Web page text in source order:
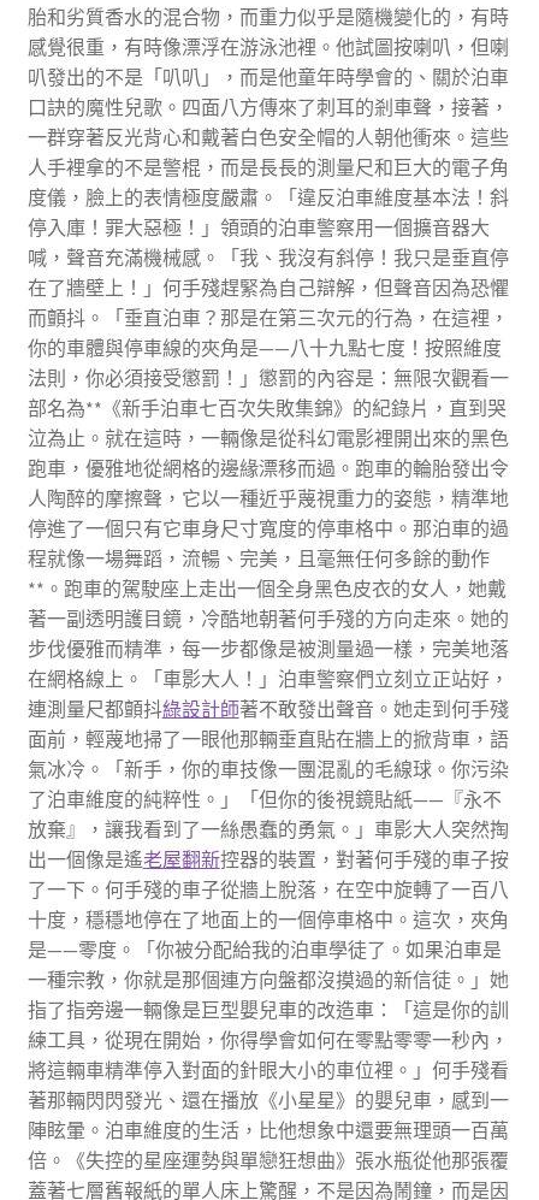
胎和劣質香水的混合物，而重力似乎是隨機變化的，有時
感覺很重，有時像漂浮在游泳池裡。他試圖按喇叭，但喇
叭發出的不是「叭叭」，而是他童年時學會的、關於泊車
口訣的魔性兒歌。四面八方傳來了刺耳的剎車聲，接著，
一群穿著反光背心和戴著白色安全帽的人朝他衝來。這些
人手裡拿的不是警棍，而是長長的測量尺和巨大的電子角
度儀，臉上的表情極度嚴肅。「違反泊車維度基本法！斜
停入庫！罪大惡極！」領頭的泊車警察用一個擴音器大
喊，聲音充滿機械感。「我、我沒有斜停！我只是垂直停
在了牆壁上！」何手殘趕緊為自己辯解，但聲音因為恐懼
而顫抖。「垂直泊車？那是在第三次元的行為，在這裡，
你的車體與停車線的夾角是——八十九點七度！按照維度
法則，你必須接受懲罰！」懲罰的內容是：無限次觀看一
部名為**《新手泊車七百次失敗集錦》的紀錄片，直到哭
泣為止。就在這時，一輛像是從科幻電影裡開出來的黑色
跑車，優雅地從網格的邊緣漂移而過。跑車的輪胎發出令
人陶醉的摩擦聲，它以一種近乎蔑視重力的姿態，精準地
停進了一個只有它車身尺寸寬度的停車格中。那泊車的過
程就像一場舞蹈，流暢、完美，且毫無任何多餘的動作
**。跑車的駕駛座上走出一個全身黑色皮衣的女人，她戴
著一副透明護目鏡，冷酷地朝著何手殘的方向走來。她的
步伐優雅而精準，每一步都像是被測量過一樣，完美地落
在網格線上。「車影大人！」泊車警察們立刻立正站好，
連測量尺都顫抖綠設計師著不敢發出聲音。她走到何手殘
面前，輕蔑地掃了一眼他那輛垂直貼在牆上的掀背車，語
氣冰冷。「新手，你的車技像一團混亂的毛線球。你污染
了泊車維度的純粹性。」「但你的後視鏡貼紙——『永不
放棄』，讓我看到了一絲愚蠢的勇氣。」車影大人突然掏
出一個像是遙老屋翻新控器的裝置，對著何手殘的車子按
了一下。何手殘的車子從牆上脫落，在空中旋轉了一百八
十度，穩穩地停在了地面上的一個停車格中。這次，夾角
是——零度。「你被分配給我的泊車學徒了。如果泊車是
一種宗教，你就是那個連方向盤都沒摸過的新信徒。」她
指了指旁邊一輛像是巨型嬰兒車的改造車：「這是你的訓
練工具，從現在開始，你得學會如何在零點零零一秒內，
將這輛車精準停入對面的針眼大小的車位裡。」何手殘看
著那輛閃閃發光、還在播放《小星星》的嬰兒車，感到一
陣眩暈。泊車維度的生活，比他想象中還要無理頭一百萬
倍。《失控的星座運勢與單戀狂想曲》張水瓶從他那張覆
蓋著七層舊報紙的單人床上驚醒，不是因為鬧鐘，而是因